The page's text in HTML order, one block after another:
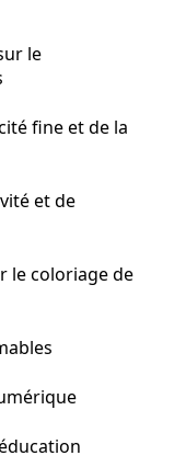
le
fine et de la
et de
le coloriage de